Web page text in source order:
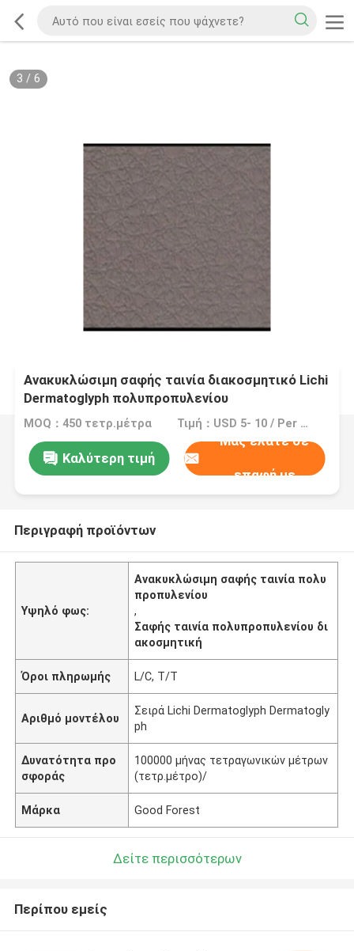
3 / 6
Ανακυκλώσιμη σαφής ταινία διακοσμητικό Lichi
Dermatoglyph πολυπροπυλενίου
MOQ：450 τετρ.μέτρα Τιμή：USD 5- 10 / Per Meter (M)
Καλύτερη τιμή
Μας ελάτε σε
επαφή με
Περιγραφή προϊόντων
Υψηλό φως:
Ανακυκλώσιμη σαφής ταινία πολυ
προπυλενίου
,
Σαφής ταινία πολυπροπυλενίου δι
ακοσμητική
Όροι πληρωμής L/C, T/T
Αριθμό μοντέλου
Σειρά Lichi Dermatoglyph Dermatogly
ph
Δυνατότητα προ
σφοράς
100000 μήνας τετραγωνικών μέτρων
(τετρ.μέτρο)/
Μάρκα Good Forest
Δείτε περισσότερων
Περίπου εμείς